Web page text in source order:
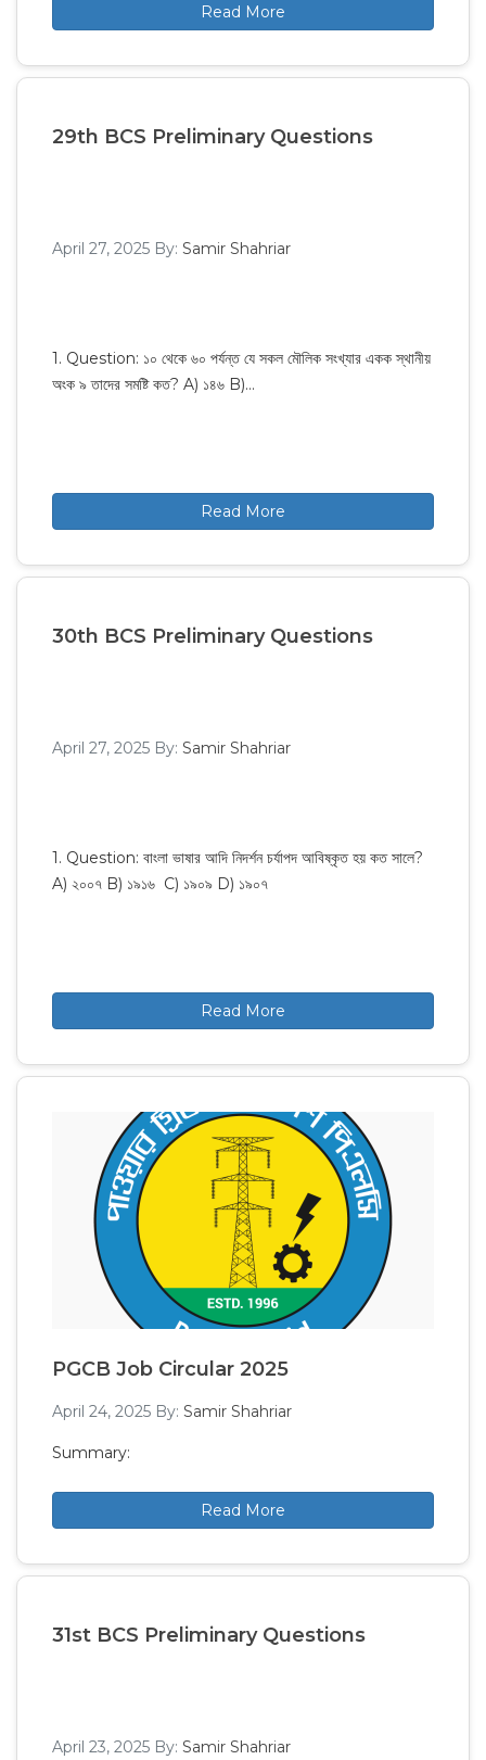
Read More
29th BCS Preliminary Questions
April 27, 2025 By: Samir Shahriar
1. Question: ১০ থেকে ৬০ পর্যন্ত যে সকল মৌলিক সংখ্যার একক স্থানীয়
অংক ৯ তাদের সমষ্টি কত? A) ১৪৬ B)…
Read More
30th BCS Preliminary Questions
April 27, 2025 By: Samir Shahriar
1. Question: বাংলা ভাষার আদি নিদর্শন চর্যাপদ আবিষ্কৃত হয় কত সালে?
A) ২০০৭ B) ১৯১৬ C) ১৯০৯ D) ১৯০৭
Read More
PGCB Job Circular 2025
April 24, 2025 By: Samir Shahriar
Summary:
Read More
31st BCS Preliminary Questions
April 23, 2025 By: Samir Shahriar